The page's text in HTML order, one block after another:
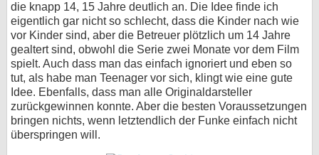
die knapp 14, 15 Jahre deutlich an. Die Idee finde ich
eigentlich gar nicht so schlecht, dass die Kinder nach wie
vor Kinder sind, aber die Betreuer plötzlich um 14 Jahre
gealtert sind, obwohl die Serie zwei Monate vor dem Film
spielt. Auch dass man das einfach ignoriert und eben so
tut, als habe man Teenager vor sich, klingt wie eine gute
Idee. Ebenfalls, dass man alle Originaldarsteller
zurückgewinnen konnte. Aber die besten Voraussetzungen
bringen nichts, wenn letztendlich der Funke einfach nicht
überspringen will.